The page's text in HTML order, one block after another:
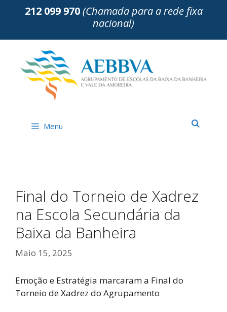
212 099 970(Chamada para a rede fixa
nacional)
Menu
Final do Torneio de Xadrez
na Escola Secundária da
Baixa da Banheira
Maio 15, 2025
Emoção e Estratégia marcaram a Final do
Torneio de Xadrez do Agrupamento